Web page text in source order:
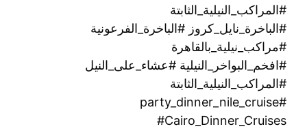
#المراكب_النيلية_الثابتة
#الباخرة_نايل_كروز #الباخرة_الفرعونية
#مراكب_نيلية_بالقاهرة
#افخم_البواخر_النيلية #عشاء_على_النيل
#المراكب_النيلية_الثابتة
#party_dinner_nile_cruise
#Cairo_Dinner_Cruises